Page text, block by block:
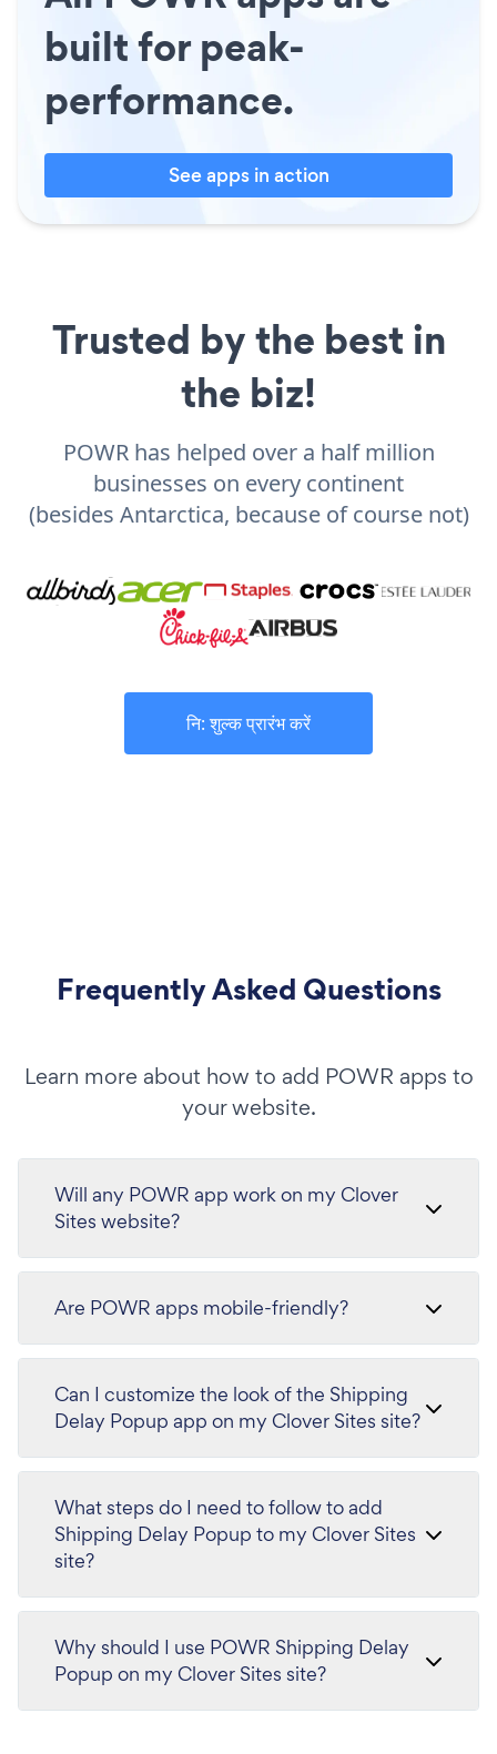
built for peak-
performance.
See apps in action
Trusted by the best in
the biz!
POWR has helped over a half million
businesses on every continent
(besides Antarctica, because of course not)
नि: शुल्क प्रारंभ करें
Frequently Asked Questions
Learn more about how to add POWR apps to
your website.
Will any POWR app work on my Clover
Sites website?
Are POWR apps mobile-friendly?
Can I customize the look of the Shipping
Delay Popup app on my Clover Sites site?
What steps do I need to follow to add
Shipping Delay Popup to my Clover Sites
site?
Why should I use POWR Shipping Delay
Popup on my Clover Sites site?